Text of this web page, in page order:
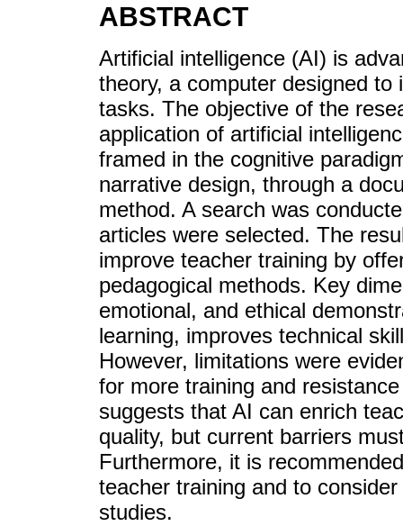
ABSTRACT
Artificial intelligence (AI) is
theory, a computer designed
tasks. The objective of the
application of artificial
framed in the cognitive
narrative design, through a
method. A search was
articles were selected. The
improve teacher training by
pedagogical methods. Key
emotional, and ethical
learning, improves technical
However, limitations were
for more training and
suggests that AI can enrich
quality, but current barriers
Furthermore, it is
teacher training and to
studies.